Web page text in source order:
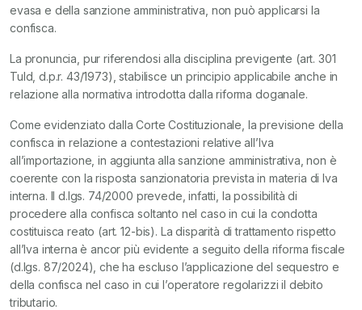
evasa e della sanzione amministrativa, non può applicarsi la
confisca.
La pronuncia, pur riferendosi alla disciplina previgente (art. 301
Tuld, d.p.r. 43/1973), stabilisce un principio applicabile anche in
relazione alla normativa introdotta dalla riforma doganale.
Come evidenziato dalla Corte Costituzionale, la previsione della
confisca in relazione a contestazioni relative all’Iva
all’importazione, in aggiunta alla sanzione amministrativa, non è
coerente con la risposta sanzionatoria prevista in materia di Iva
interna. Il d.lgs. 74/2000 prevede, infatti, la possibilità di
procedere alla confisca soltanto nel caso in cui la condotta
costituisca reato (art. 12-bis). La disparità di trattamento rispetto
all’Iva interna è ancor più evidente a seguito della riforma fiscale
(d.lgs. 87/2024), che ha escluso l’applicazione del sequestro e
della confisca nel caso in cui l’operatore regolarizzi il debito
tributario.